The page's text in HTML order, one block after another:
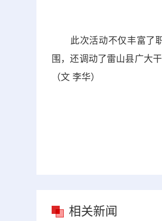
此次活动不仅丰富了职
围，还调动了雷山县广大
（文 李华）
相关新闻